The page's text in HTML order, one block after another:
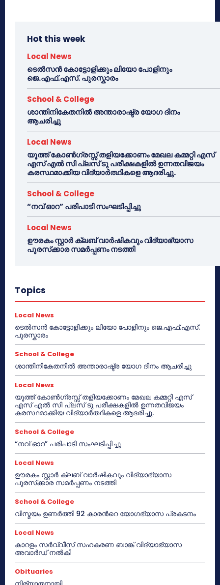
Hot this week
Local News
ടെൽസൻ കോട്ടോളിക്കും ലിയോ പോളിനും
ജെ.എഫ്.എസ്. പുരസ്കാരം
School & College
ശാന്തിനികേതനിൽ അന്താരാഷ്ട്ര യോഗ ദിനം
ആചരിച്ചു
Local News
യൂത്ത് കോൺഗ്രസ്സ് തളിയക്കോണം മേഖല കമ്മറ്റി എസ്
എസ് എൽ സി പ്ലസ് ടു പരീക്ഷകളിൽ ഉന്നതവിജയം
കരസ്ഥമാക്കിയ വിദ്യാർത്ഥികളെ ആദരിച്ചു.
School & College
“നവ് ഓറ” പരിപാടി സംഘടിപ്പിച്ചു
Local News
ഊരകം സ്റ്റാർ ക്ലബ് വാർഷികവും വിദ്യാഭ്യാസ
പുരസ്‌ക്കാര സമർപ്പണം നടത്തി
Topics
Local News
ടെൽസൻ കോട്ടോളിക്കും ലിയോ പോളിനും ജെ.എഫ്.എസ്.
പുരസ്കാരം
School & College
ശാന്തിനികേതനിൽ അന്താരാഷ്ട്ര യോഗ ദിനം ആചരിച്ചു
Local News
യൂത്ത് കോൺഗ്രസ്സ് തളിയക്കോണം മേഖല കമ്മറ്റി എസ്
എസ് എൽ സി പ്ലസ് ടു പരീക്ഷകളിൽ ഉന്നതവിജയം
കരസ്ഥമാക്കിയ വിദ്യാർത്ഥികളെ ആദരിച്ചു.
School & College
“നവ് ഓറ” പരിപാടി സംഘടിപ്പിച്ചു
Local News
ഊരകം സ്റ്റാർ ക്ലബ് വാർഷികവും വിദ്യാഭ്യാസ
പുരസ്‌ക്കാര സമർപ്പണം നടത്തി
School & College
വിസ്മയം ഉണർത്തി 92 കാരൻറെ യോഗഭ്യാസ പ്രകടനം
Local News
കാറളം സർവ്വീസ് സഹകരണ ബാങ്ക് വിദ്യാഭ്യാസ
അവാർഡ് നൽകി
Obituaries